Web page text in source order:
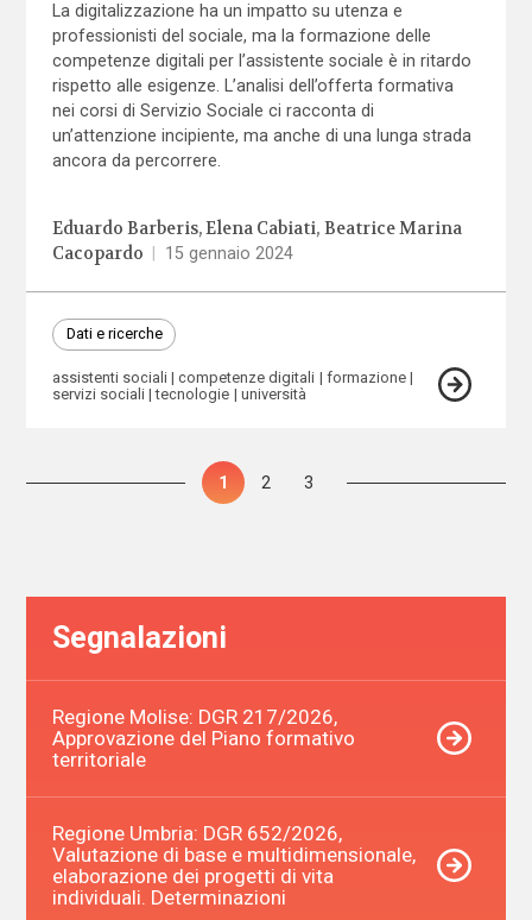
La digitalizzazione ha un impatto su utenza e
professionisti del sociale, ma la formazione delle
competenze digitali per l’assistente sociale è in ritardo
rispetto alle esigenze. L’analisi dell’offerta formativa
nei corsi di Servizio Sociale ci racconta di
un’attenzione incipiente, ma anche di una lunga strada
ancora da percorrere.
Eduardo Barberis Elena Cabiati Beatrice Marina
Cacopardo
15 gennaio 2024
Dati e ricerche
assistenti sociali competenze digitali
formazione
servizi sociali
tecnologie università
Paginazione
Pagina
1 Pagina
2 Pagina
3
Segnalazioni
Regione Molise: DGR 217/2026,
Approvazione del Piano formativo
territoriale
Regione Umbria: DGR 652/2026,
Valutazione di base e multidimensionale,
elaborazione dei progetti di vita
individuali. Determinazioni